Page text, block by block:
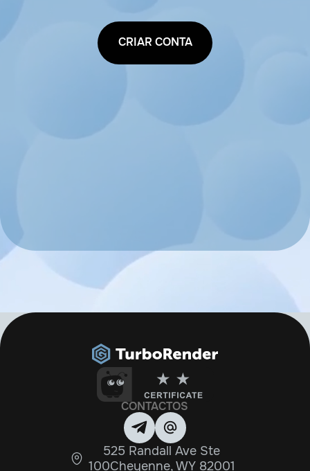
CRIAR CONTA
CONTACTOS
525 Randall Ave Ste
100Cheyenne, WY 82001